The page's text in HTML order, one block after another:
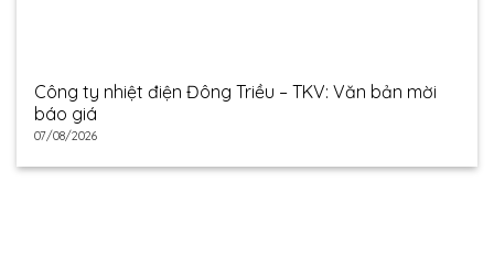
Công ty nhiệt điện Đông Triều – TKV: Văn bản mời
báo giá
07/08/2026